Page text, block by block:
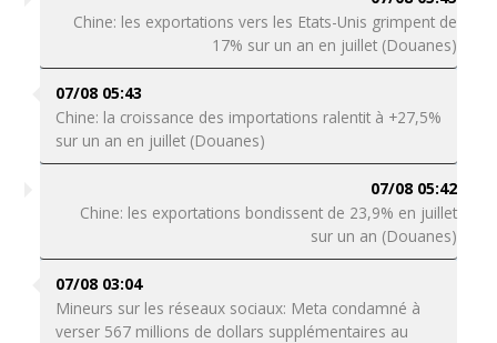
Chine: les exportations vers les Etats-Unis grimpent de
17% sur un an en juillet (Douanes)
07/08 05:43
Chine: la croissance des importations ralentit à +27,5%
sur un an en juillet (Douanes)
07/08 05:42
Chine: les exportations bondissent de 23,9% en juillet
sur un an (Douanes)
07/08 03:04
Mineurs sur les réseaux sociaux: Meta condamné à
verser 567 millions de dollars supplémentaires au